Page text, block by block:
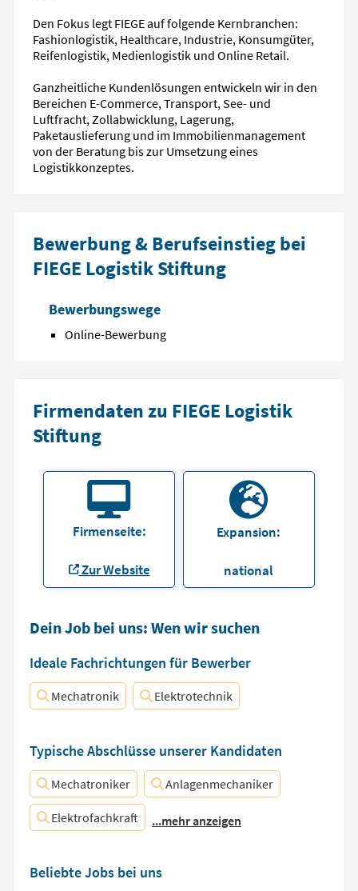
Den Fokus legt FIEGE auf folgende Kernbranchen:
Fashionlogistik, Healthcare, Industrie, Konsumgüter,
Reifenlogistik, Medienlogistik und Online Retail.
Ganzheitliche Kundenlösungen entwickeln wir in den
Bereichen E-Commerce, Transport, See- und
Luftfracht, Zollabwicklung, Lagerung,
Paketauslieferung und im Immobilienmanagement
von der Beratung bis zur Umsetzung eines
Logistikkonzeptes.
Bewerbung & Berufseinstieg bei
FIEGE Logistik Stiftung
Bewerbungswege
Online-Bewerbung
Firmendaten zu FIEGE Logistik
Stiftung
Firmenseite:
Zur Website
Expansion:
national
Dein Job bei uns: Wen wir suchen
Ideale Fachrichtungen für Bewerber
Mechatronik Elektrotechnik
Typische Abschlüsse unserer Kandidaten
Mechatroniker Anlagenmechaniker
Elektrofachkraft ...mehr anzeigen
Beliebte Jobs bei uns